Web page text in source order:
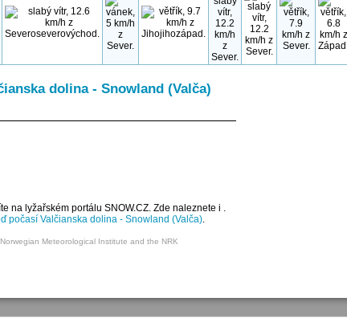
dolina - Snowland (Valča)
na lyžařském portálu SNOW.CZ. Zde naleznete i .
počasí Valčianska dolina - Snowland (Valča).
Meteorological Institute and the NRK